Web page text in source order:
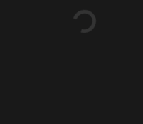
Wird geladen …